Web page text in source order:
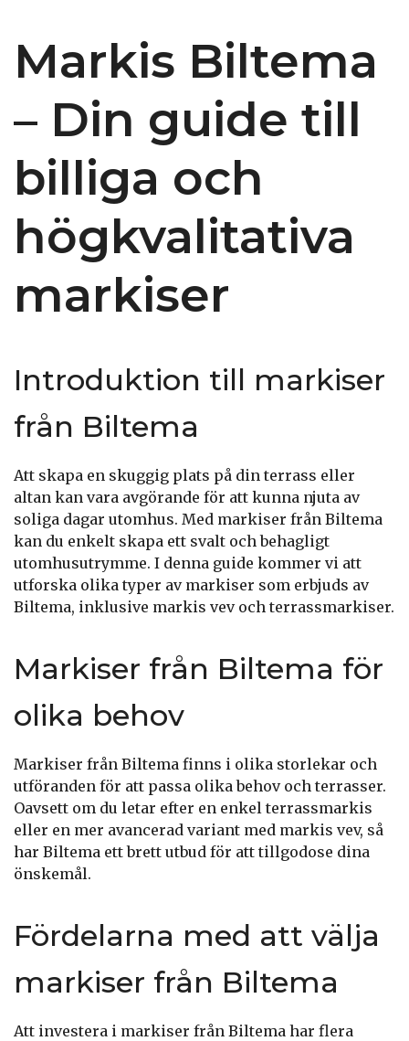
Markis Biltema
– Din guide till
billiga och
högkvalitativa
markiser
Introduktion till markiser
från Biltema
Att skapa en skuggig plats på din terrass eller
altan kan vara avgörande för att kunna njuta av
soliga dagar utomhus. Med markiser från Biltema
kan du enkelt skapa ett svalt och behagligt
utomhusutrymme. I denna guide kommer vi att
utforska olika typer av markiser som erbjuds av
Biltema, inklusive markis vev och terrassmarkiser.
Markiser från Biltema för
olika behov
Markiser från Biltema finns i olika storlekar och
utföranden för att passa olika behov och terrasser.
Oavsett om du letar efter en enkel terrassmarkis
eller en mer avancerad variant med markis vev, så
har Biltema ett brett utbud för att tillgodose dina
önskemål.
Fördelarna med att välja
markiser från Biltema
Att investera i markiser från Biltema har flera